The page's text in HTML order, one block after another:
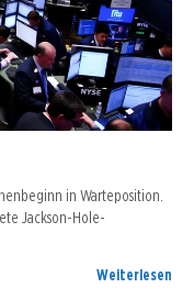
in Warteposition.
Jackson-Hole-
Weiterlesen